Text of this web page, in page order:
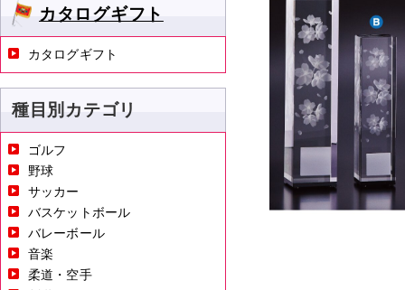
カタログギフト
カタログギフト
種目別カテゴリ
ゴルフ
野球
サッカー
バスケットボール
バレーボール
音楽
柔道・空手